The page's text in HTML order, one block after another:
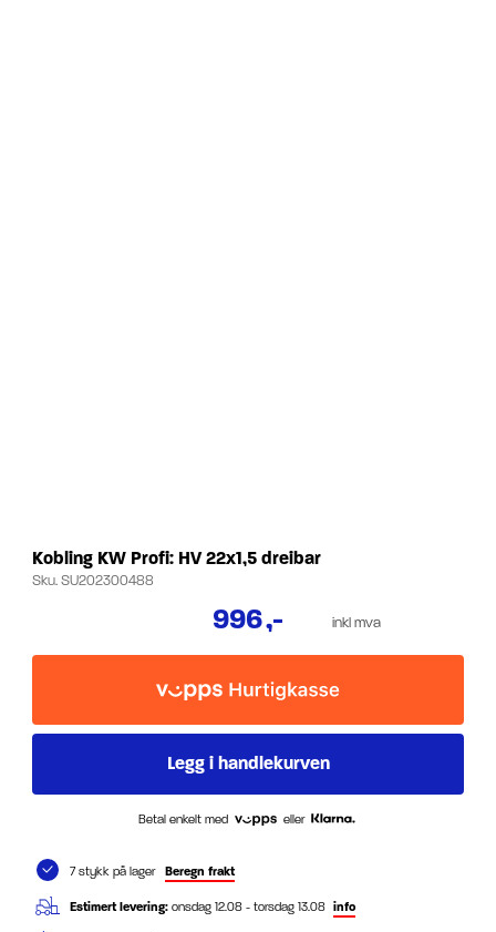
Kobling KW Profi: HV 22x1,5 dreibar
Sku.SU202300488
996,- inkl mva
Betal enkelt med eller
7 stykk på lager Beregn frakt
Estimert levering: onsdag 12.08 - torsdag 13.08 info